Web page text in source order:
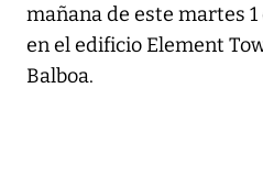
mañana de este martes
en el edificio Element
Balboa.